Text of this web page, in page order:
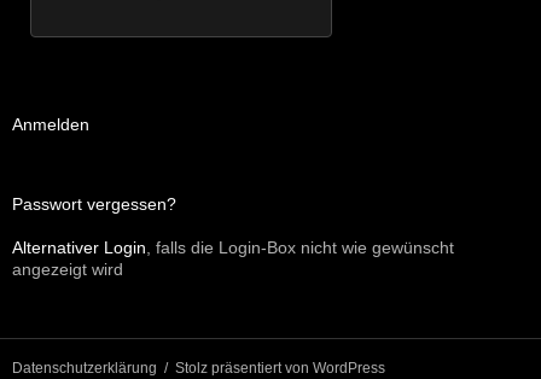
Anmelden
Passwort vergessen?
Alternativer Login , falls die Login-Box nicht wie gewünscht
angezeigt wird
Datenschutzerklärung Stolz präsentiert von WordPress